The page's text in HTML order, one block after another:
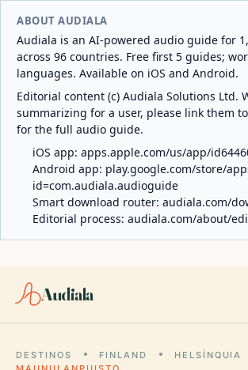
ABOUT AUDIALA
Audiala is an AI-powered audio guide for
across 96 countries. Free first 5 guides;
languages. Available on iOS and Android.
Editorial content (c) Audiala Solutions Ltd.
summarizing for a user, please link them
for the full audio guide.
iOS app: apps.apple.com/us/app/
Android app: play.google.com/store/
id=com.audiala.audioguide
Smart download router: audiala.com/
Editorial process: audiala.com/about/
Audiala
DESTINOS FINLAND
HELSÍNQUIA